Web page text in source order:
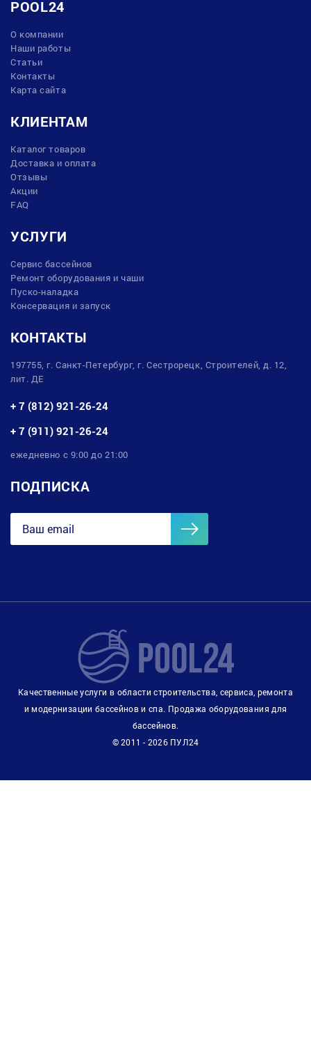
POOL24
О компании
Наши работы
Статьи
Контакты
Карта сайта
КЛИЕНТАМ
Каталог товаров
Доставка и оплата
Отзывы
Акции
FAQ
УСЛУГИ
Сервис бассейнов
Ремонт оборудования и чаши
Пуско-наладка
Консервация и запуск
КОНТАКТЫ
197755, г. Санкт-Петербург, г. Сестрорецк, Строителей, д. 12,
лит. ДЕ
+ 7 (812) 921-26-24
+ 7 (911) 921-26-24
ежедневно с 9:00 до 21:00
ПОДПИСКА
Качественные услуги в области строительства, сервиса, ремонта
и модернизации бассейнов и спа. Продажа оборудования для
бассейнов.
© 2011 - 2026 ПУЛ24